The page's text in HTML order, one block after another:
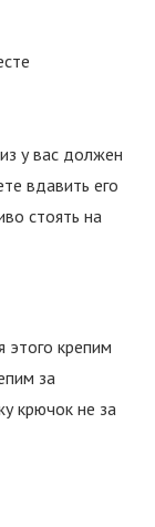
у вас должен
вдавить его
стоять на
этого крепим
за
крючок не за